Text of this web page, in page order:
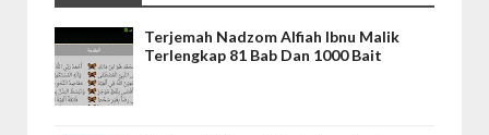
Terjemah Nadzom Alfiah Ibnu Malik
Terlengkap 81 Bab Dan 1000 Bait